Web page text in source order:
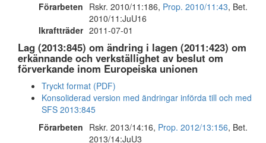
Förarbeten Rskr. 2010/11:186, Prop. 2010/11:43, Bet.
2010/11:JuU16
Ikraftträder 2011-07-01
Lag (2013:845) om ändring i lagen (2011:423) om
erkännande och verkställighet av beslut om
förverkande inom Europeiska unionen
Tryckt format (PDF)
Konsoliderad version med ändringar införda till och med
SFS 2013:845
Förarbeten Rskr. 2013/14:16, Prop. 2012/13:156, Bet.
2013/14:JuU3